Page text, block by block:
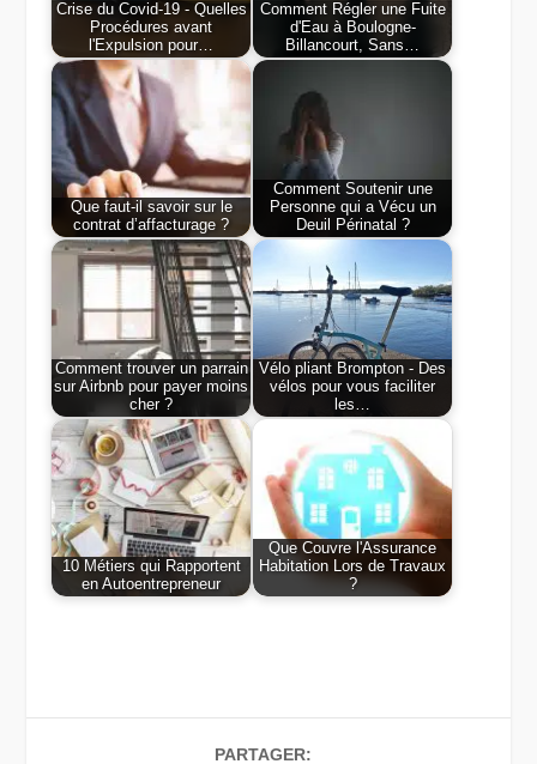
Crise du Covid-19 - Quelles
Procédures avant
l'Expulsion pour…
Comment Régler une Fuite
d'Eau à Boulogne-
Billancourt, Sans…
Que faut-il savoir sur le
contrat d’affacturage ?
Comment Soutenir une
Personne qui a Vécu un
Deuil Périnatal ?
Comment trouver un parrain
sur Airbnb pour payer moins
cher ?
Vélo pliant Brompton - Des
vélos pour vous faciliter
les…
10 Métiers qui Rapportent
en Autoentrepreneur
Que Couvre l'Assurance
Habitation Lors de Travaux
?
PARTAGER: